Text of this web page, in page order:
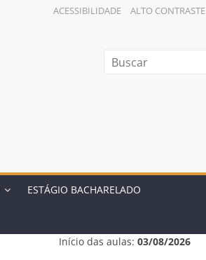
ACESSIBILIDADE ALTO CONTRASTE
ESTÁGIO BACHARELADO
Início das aulas: 03/08/2026